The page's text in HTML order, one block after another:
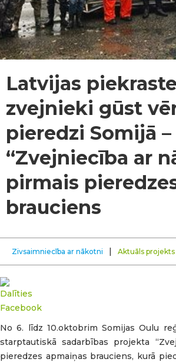
Latvijas
zvejnieki gūst
pieredzi Somijā –
“Zvejniecība ar
pirmais
brauciens
Zivsaimniecība ar nākotni | Aktuāls projekts
No 6. līdz 10.oktobrim Somijas Oulu
starptautiskā sadarbības projekta
pieredzes apmaiņas brauciens, kurā